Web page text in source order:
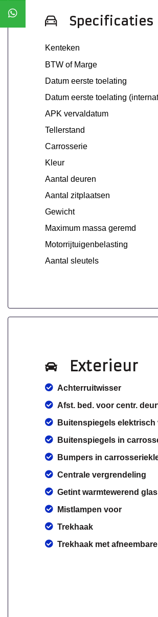
Specificaties
Kenteken
BTW of Marge
Datum eerste toelating
Datum eerste toelating
APK vervaldatum
Tellerstand
Carrosserie
Kleur
Aantal deuren
Aantal zitplaatsen
Gewicht
Maximum massa geremd
Motorrijtuigenbelasting
Aantal sleutels
Exterieur
Achterruitwisser
Afst. bed. voor centr.
Buitenspiegels
Buitenspiegels in
Bumpers in
Centrale vergrendeling
Getint warmtewerend glas
Mistlampen voor
Trekhaak
Trekhaak met